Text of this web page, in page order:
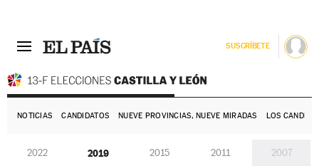
SUSCRÍBETE
NOTICIAS CANDIDATOS NUEVE PROVINCIAS, NUEVE MIRADAS LOS
2022 2019 2015 2011 2007